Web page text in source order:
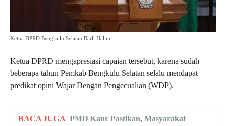
Ketua DPRD Bengkulu Selatan Barli Halim.
Ketua DPRD mengapresiasi capaian tersebut, karena sudah
beberapa tahun Pemkab Bengkulu Selatan selalu mendapat
predikat opini Wajar Dengan Pengecualian (WDP).
BACA JUGA PMD Kaur Pastikan, Masyarakat